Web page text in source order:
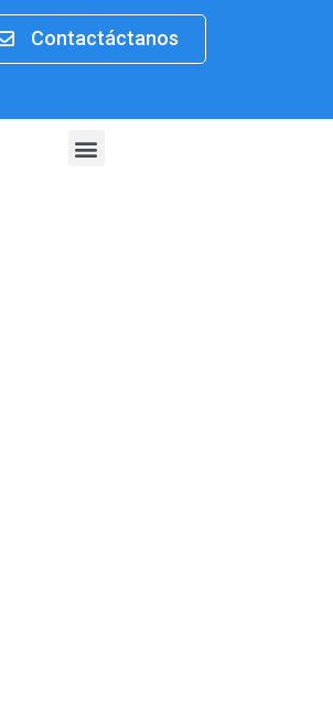
Contactáctanos
Menu